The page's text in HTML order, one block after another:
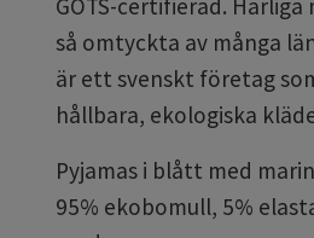
GOTS-certifierad.
så omtyckta av många
är ett svenskt företag
hållbara, ekologiska
Pyjamas i blått med
95% ekobomull, 5%